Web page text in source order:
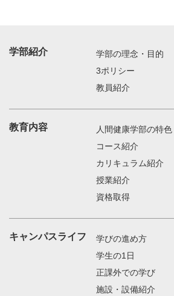
学部紹介
学部の理念・目的
3ポリシー
教員紹介
教育内容
人間健康学部の特色
コース紹介
カリキュラム紹介
授業紹介
資格取得
キャンパスライフ
学びの進め方
学生の1日
正課外での学び
施設・設備紹介